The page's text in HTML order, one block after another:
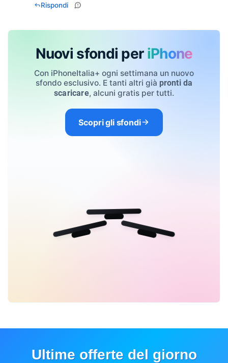
Rispondi
Nuovi sfondi per iPhone
Con iPhoneItalia+ ogni settimana un nuovo
sfondo esclusivo. E tanti altri già pronti da
scaricare, alcuni gratis per tutti.
Scopri gli sfondi
Ultime offerte del giorno